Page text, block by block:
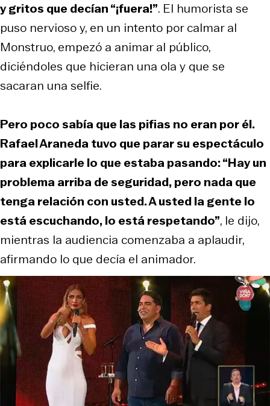
y gritos que decían “¡fuera!”. El humorista se
puso nervioso y, en un intento por calmar al
Monstruo, empezó a animar al público,
diciéndoles que hicieran una ola y que se
sacaran una selfie.
Pero poco sabía que las pifias no eran por él.
Rafael Araneda tuvo que parar su espectáculo
para explicarle lo que estaba pasando: “Hay un
problema arriba de seguridad, pero nada que
tenga relación con usted. A usted la gente lo
está escuchando, lo está respetando”, le dijo,
mientras la audiencia comenzaba a aplaudir,
afirmando lo que decía el animador.